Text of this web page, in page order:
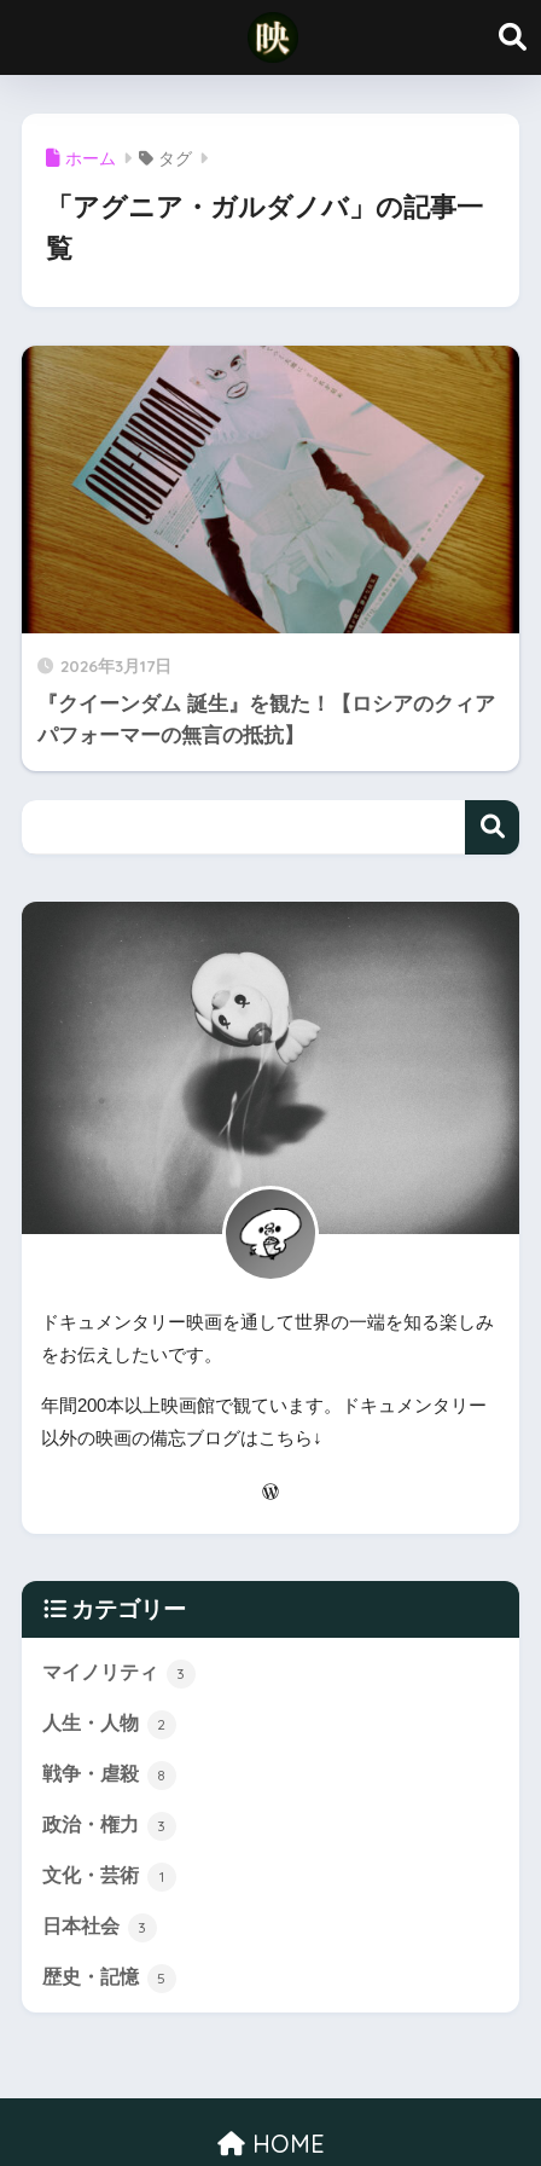
ホーム タグ
「アグニア・ガルダノバ」の記事一
覧
2026年3月17日
『クイーンダム 誕生』を観た！【ロシアのクィア
パフォーマーの無言の抵抗】
ドキュメンタリー映画を通して世界の一端を知る楽しみ
をお伝えしたいです。
年間200本以上映画館で観ています。ドキュメンタリー
以外の映画の備忘ブログはこちら↓
カテゴリー
マイノリティ 3
人生・人物 2
戦争・虐殺 8
政治・権力 3
文化・芸術 1
日本社会 3
歴史・記憶 5
HOME